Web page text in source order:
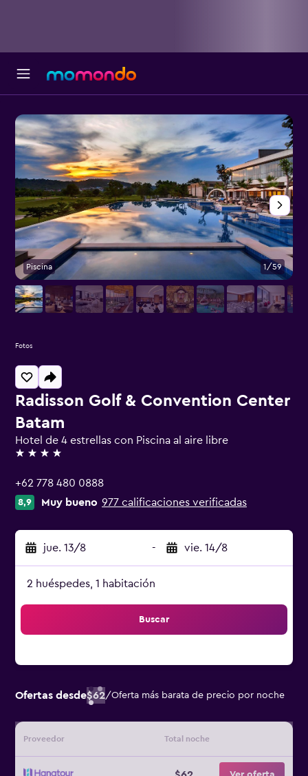
Radisson Golf & Convention Center
Batam
Hotel de 4 estrellas con Piscina al aire libre
4 estrellas
+62 778 480 0888
8,9 Muy bueno 977 calificaciones verificadas
jue. 13/8 - vie. 14/8
2 huéspedes, 1 habitación
Buscar
Ofertas desde$62/Oferta más barata de precio por noche
Proveedor Total noche
Piscina 1/59
Fotos